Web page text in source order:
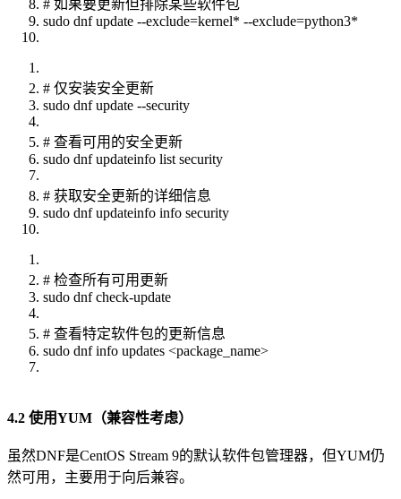
# 如果要更新但排除某些软件包
sudo dnf update --exclude=kernel* --exclude=python3*
# 仅安装安全更新
sudo dnf update --security
# 查看可用的安全更新
sudo dnf updateinfo list security
# 获取安全更新的详细信息
sudo dnf updateinfo info security
# 检查所有可用更新
sudo dnf check-update
# 查看特定软件包的更新信息
sudo dnf info updates <package_name>
4.2 使用YUM（兼容性考虑）
虽然DNF是CentOS Stream 9的默认软件包管理器，但YUM仍
然可用，主要用于向后兼容。